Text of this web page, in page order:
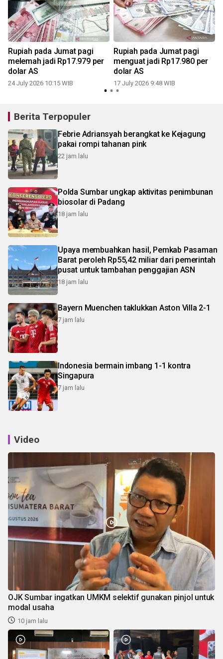
Rupiah pada Jumat pagi
melemah jadi Rp17.979 per
dolar AS
24 July 2026 10:15 WIB
Rupiah pada Jumat pagi
menguat jadi Rp17.980 per
dolar AS
17 July 2026 9:48 WIB
Berita Terpopuler
Febrie Adriansyah berangkat ke Kejagung
pakai rompi tahanan pink
22 jam lalu
Polda Sumbar ungkap aktivitas penimbunan
biosolar di Padang
18 jam lalu
Upaya membuahkan hasil, Pemkab Pasaman
Barat peroleh Rp55,42 miliar dari pemerintah
pusat untuk tambahan penggajian ASN
18 jam lalu
Bayern Muenchen taklukkan Aston Villa 2-1
7 jam lalu
Indonesia bermain imbang 1-1 kontra
Singapura
7 jam lalu
Video
OJK Sumbar ingatkan UMKM selektif gunakan pinjol untuk
modal usaha
10 jam lalu